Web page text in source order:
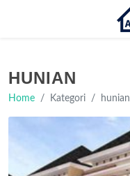
HUNIAN
Home Kategori hunian